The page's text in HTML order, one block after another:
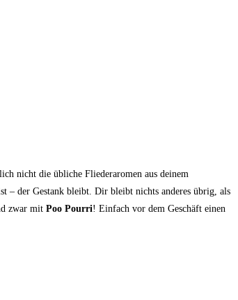
nicht die übliche Fliederaromen aus deinem
– der Gestank bleibt. Dir bleibt nichts anderes übrig, als
zwar mit Poo Pourri! Einfach vor dem Geschäft einen